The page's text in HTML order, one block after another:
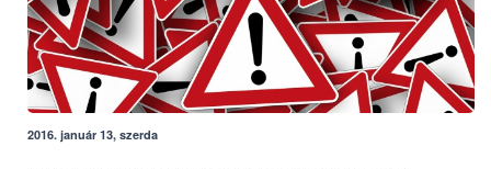
2016. január 13, szerda